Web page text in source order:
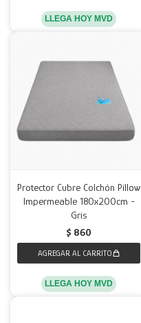
LLEGA HOY MVD
Protector Cubre Colchón Pillow
Impermeable 180x200cm -
Gris
$ 860
LLEGA HOY MVD